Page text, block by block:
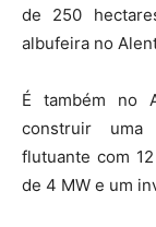
de 250
albufeira no
É também no
construir uma
flutuante com
de 4 MW e um